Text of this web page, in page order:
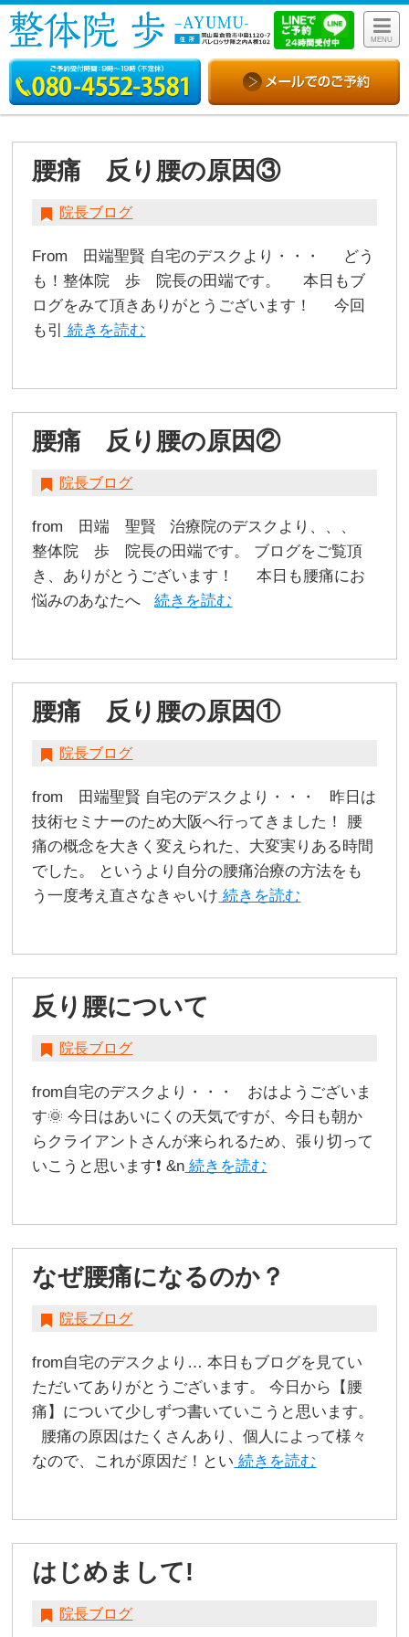
MENU
腰痛 反り腰の原因③
院長ブログ
From 田端聖賢 自宅のデスクより・・・ どう
も！整体院 歩 院長の田端です。 本日もブ
ログをみて頂きありがとうございます！ 今回
も引
続きを読む
腰痛 反り腰の原因②
院長ブログ
from 田端 聖賢 治療院のデスクより、、、
整体院 歩 院長の田端です。 ブログをご覧頂
き、ありがとうございます！ 本日も腰痛にお
悩みのあなたへ続きを読む
腰痛 反り腰の原因①
院長ブログ
from 田端聖賢 自宅のデスクより・・・ 昨日は
技術セミナーのため大阪へ行ってきました！ 腰
痛の概念を大きく変えられた、大変実りある時間
でした。 というより自分の腰痛治療の方法をも
う一度考え直さなきゃいけ 続きを読む
反り腰について
院長ブログ
from自宅のデスクより・・・ おはようございま
す🌞 今日はあいにくの天気ですが、今日も朝か
らクライアントさんが来られるため、張り切って
いこうと思います❗️ &n 続きを読む
なぜ腰痛になるのか？
院長ブログ
from自宅のデスクより… 本日もブログを見てい
ただいてありがとうございます。 今日から【腰
痛】について少しずつ書いていこうと思います。
腰痛の原因はたくさんあり、個人によって様々
なので、これが原因だ！とい 続きを読む
はじめまして!
院長ブログ